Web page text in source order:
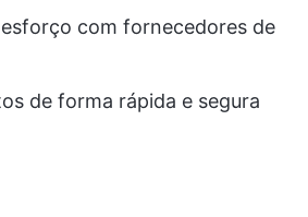
com fornecedores de
de forma rápida e segura